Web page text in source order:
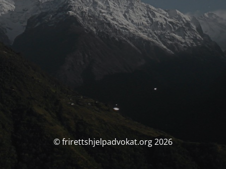
© frirettshjelpadvokat.org 2026